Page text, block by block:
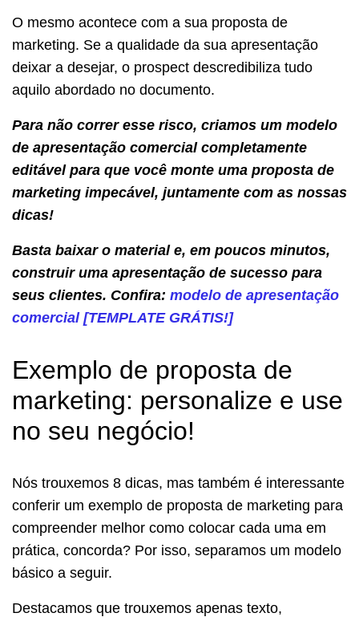
O mesmo acontece com a sua proposta de
marketing. Se a qualidade da sua apresentação
deixar a desejar, o prospect descredibiliza tudo
aquilo abordado no documento.
Para não correr esse risco, criamos um modelo
de apresentação comercial completamente
editável para que você monte uma proposta de
marketing impecável, juntamente com as nossas
dicas!
Basta baixar o material e, em poucos minutos,
construir uma apresentação de sucesso para
seus clientes. Confira: modelo de apresentação
comercial [TEMPLATE GRÁTIS!]
Exemplo de proposta de
marketing: personalize e use
no seu negócio!
Nós trouxemos 8 dicas, mas também é interessante
conferir um exemplo de proposta de marketing para
compreender melhor como colocar cada uma em
prática, concorda? Por isso, separamos um modelo
básico a seguir.
Destacamos que trouxemos apenas texto,